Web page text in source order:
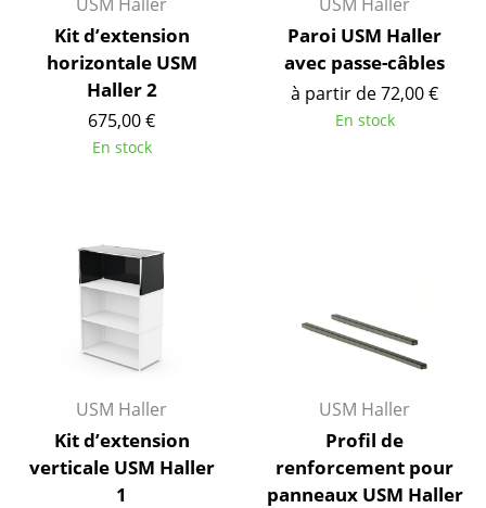
... voir tous les luminaires
Lits doubles
Lits enfants
Tables de chevet et Accessoires de lit
... voir tous les lits
Horloges
Miroirs
Kit d’extension
horizontale USM
Haller 2
675,00 €
En stock
Paroi USM Haller
avec passe-câbles
à partir de 72,00 €
En stock
USM Haller
Kit d’extension
verticale USM Haller
1
USM Haller
Profil de
renforcement pour
panneaux USM Haller